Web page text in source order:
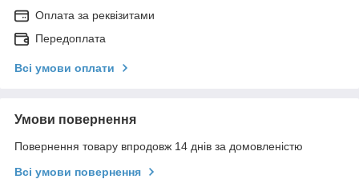
Оплата за реквізитами
Передоплата
Всі умови оплати
Умови повернення
Повернення товару впродовж 14 днів за домовленістю
Всі умови повернення